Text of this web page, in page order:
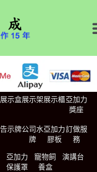
展示盒展示架展示櫃亞加力
獎座
告示牌公司水
牌
亞加力
膠板
訂做服
務
亞加力
保護罩
寵物飼
養盒
演講台